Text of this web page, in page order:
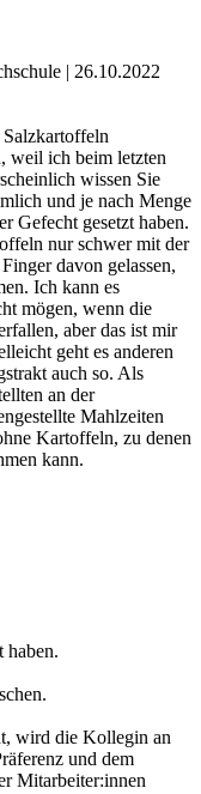
| 26.10.2022
Salzkartoffeln
weil ich beim letzten
wissen Sie
und je nach Menge
Gefecht gesetzt haben.
nur schwer mit der
davon gelassen,
Ich kann es
mögen, wenn die
aber das ist mir
geht es anderen
auch so. Als
an der
Mahlzeiten
Kartoffeln, zu denen
kann.
haben.
wird die Kollegin an
und dem
Mitarbeiter:innen